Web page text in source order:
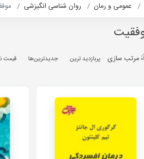
عمومی و رمان روان شناسی انگیزشی
مرتب سازی پربازديد ترين جديدترين‌ها قيمت